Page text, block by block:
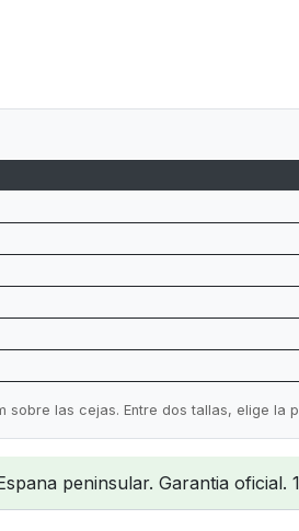
las cejas. Entre dos tallas, elige la
peninsular. Garantia oficial.